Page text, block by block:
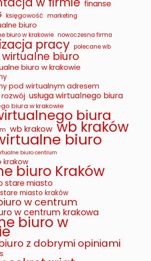
finanse
księgowość marketing
biuro
biuro w krakowie nowoczesna firma
pracy polecane wb
biuro
biuro w krakowie
pod wirtualnym adresem
rozwój usługa wirtualnego biura
biura w krakowie biura
wb krakow wb kraków
biuro
biuro centrum
krakow
biuro Kraków
stare miasto
miasto kraków
w centrum
w centrum krakowa
biuro w
z dobrymi opiniami